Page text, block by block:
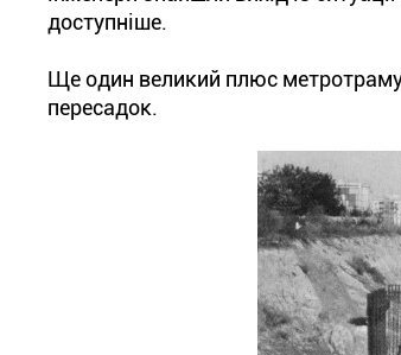
доступніше.
Ще один великий плюс метротраму
пересадок.